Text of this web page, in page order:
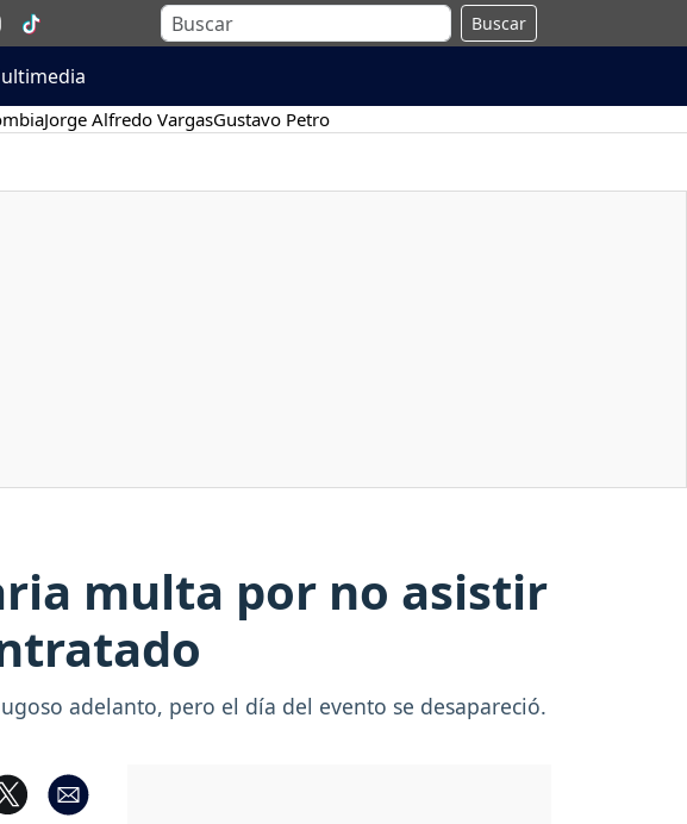
Buscar
Jorge Alfredo VargasGustavo Petro
multa por no asistir
adelanto, pero el día del evento se desapareció.